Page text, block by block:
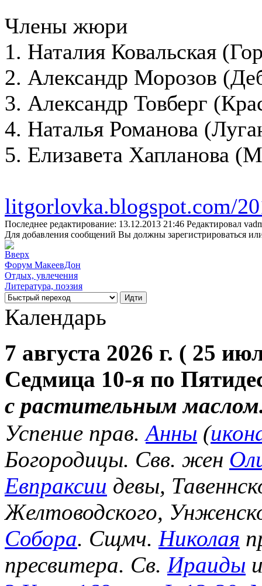
Члены жюри
1. Наталия Ковальская
2. Александр Морозов
3. Александр Товберг
4. Наталья Романова
5. Елизавета Хапланова
litgorlovka.blogspot.com/
Последнее редактирование: 13.12.2013 21:46 Редактировал
Для добавления сообщений Вы должны зарегистрироваться или
Форум МакеевДон
Отдых, увлечения
Литература, поэзия
Календарь
7 августа 2026 г. ( 25
Седмица 10-я по
с растительным
Успение прав.Анны (
Богородицы. Свв. жен
Евпраксии девы,
Желтоводского,
Собора. Сщмч. Николая
пресвитера. Св. Ираиды